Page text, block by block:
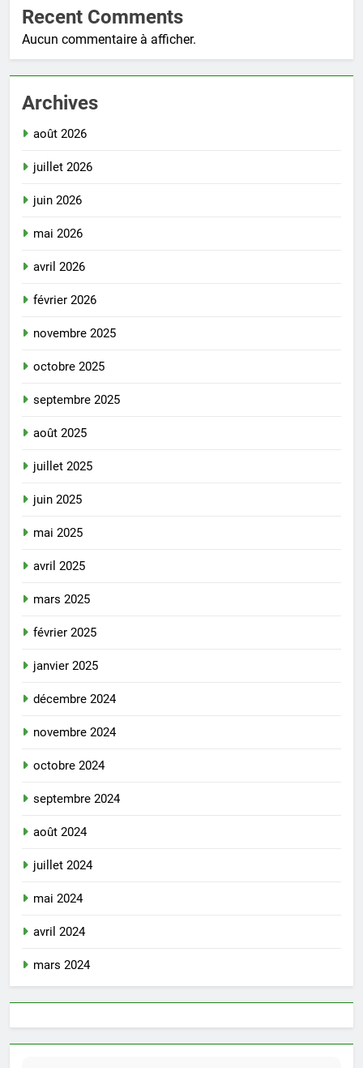
Recent Comments
Aucun commentaire à afficher.
Archives
août 2026
juillet 2026
juin 2026
mai 2026
avril 2026
février 2026
novembre 2025
octobre 2025
septembre 2025
août 2025
juillet 2025
juin 2025
mai 2025
avril 2025
mars 2025
février 2025
janvier 2025
décembre 2024
novembre 2024
octobre 2024
septembre 2024
août 2024
juillet 2024
mai 2024
avril 2024
mars 2024